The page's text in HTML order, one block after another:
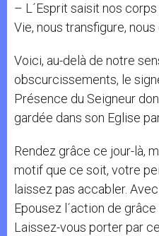
– L´Esprit saisit nos
Vie, nous transfigure, nous
Voici, au-delà de notre
obscurcissements, le
Présence du Seigneur
gardée dans son Eglise
Rendez grâce ce jour-là,
motif que ce soit, votre
laissez pas accabler.
Epousez l´action de
Laissez-vous porter par